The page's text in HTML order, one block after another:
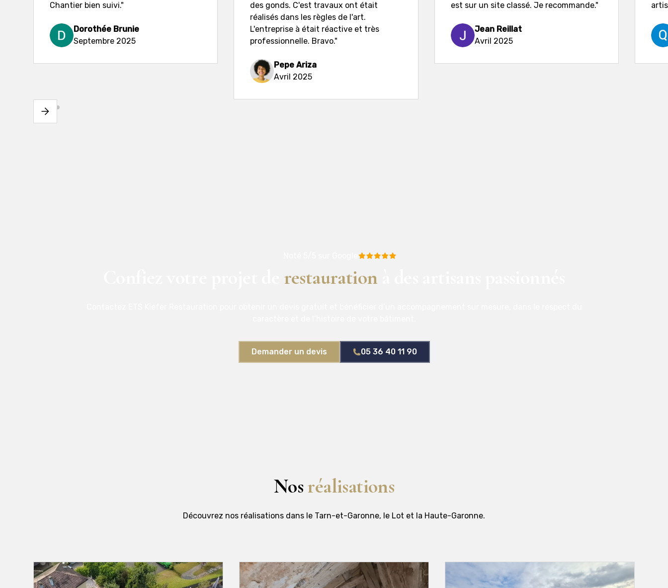
Chantier bien suivi."
Dorothée Brunie
Septembre 2025
des gonds. C'est travaux ont était
réalisés dans les règles de l'art.
L'entreprise à était réactive et très
professionnelle. Bravo."
Pepe Ariza
Avril 2025
est sur un site classé. Je recommande."
Jean Reillat
Avril 2025
restaurationà des artisans passionnés
Demander un devis 05 36 40 11 90
Nosréalisations
Découvrez nos réalisations dans le Tarn-et-Garonne, le Lot et la Haute-Garonne.